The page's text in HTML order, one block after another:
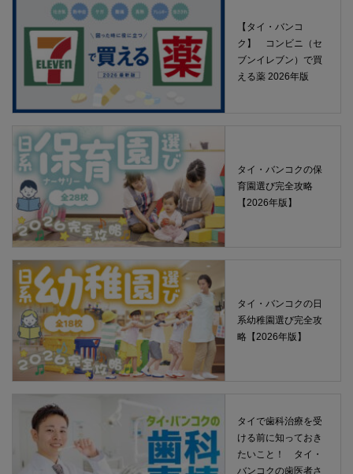
【タイ・バンコ
ク】 コンビニ（セ
ブンイレブン）で買
える薬 2026年版
タイ・バンコクの保
育園選び完全攻略
【2026年版】
タイ・バンコクの日
系幼稚園選び完全攻
略【2026年版】
タイで歯科治療を受
ける前に知っておき
たいこと！ タイ・
バンコクの歯医者さ